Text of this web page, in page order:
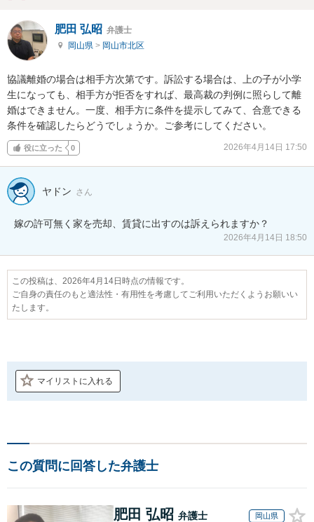
肥田 弘昭 弁護士
岡山県 > 岡山市北区
協議離婚の場合は相手方次第です。訴訟する場合は、上の子が小学
生になっても、相手方が拒否をすれば、最高裁の判例に照らして離
婚はできません。一度、相手方に条件を提示してみて、合意できる
条件を確認したらどうでしょうか。ご参考にしてください。
役に立った 0 2026年4月14日 17:50
ヤドン さん
嫁の許可無く家を売却、賃貸に出すのは訴えられますか？
2026年4月14日 18:50
この投稿は、2026年4月14日時点の情報です。
ご自身の責任のもと適法性・有用性を考慮してご利用いただくようお願いい
たします。
マイリストに入れる
この質問に回答した弁護士
肥田 弘昭 弁護士 岡山県